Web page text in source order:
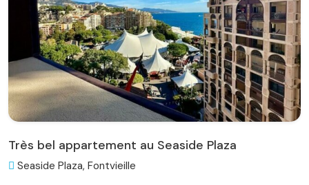
Très bel appartement au Seaside Plaza
Seaside Plaza, Fontvieille